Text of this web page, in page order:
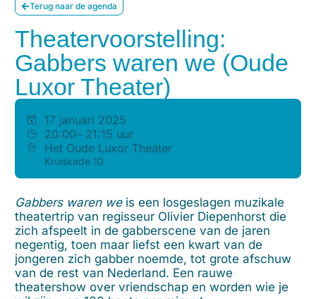
Terug naar de agenda
Theatervoorstelling:
Gabbers waren we (Oude
Luxor Theater)
17 januari 2025
20:00– 21:15 uur
Het Oude Luxor Theater
Kruiskade 10
Gabbers waren weis een losgeslagen muzikale
theatertrip van regisseur Olivier Diepenhorst die
zich afspeelt in de gabberscene van de jaren
negentig, toen maar liefst een kwart van de
jongeren zich gabber noemde, tot grote afschuw
van de rest van Nederland. Een rauwe
theatershow over vriendschap en worden wie je